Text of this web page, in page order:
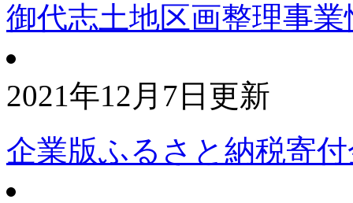
御代志土地区画整理事
2021年12月7日更新
企業版ふるさと納税寄